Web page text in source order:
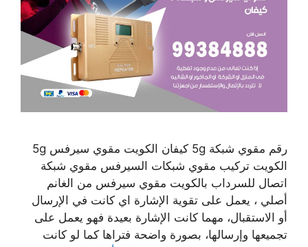
رقم مقوي شبكة 5g كيفان الكويت مقوي سيرفس 5g
الكويت تركيب مقوي شبكات السيرفس مقوي شبكة
اتصال للسرداب بالكويت مقوي سيرفس من الغانم
أصلي ، يعمل على تقوية الإشارة اي كانت في الإرسال
أو الاستقبال، مهما كانت الإشارة بعيدة فهو يعمل على
تجميعها وإرسالها، بصورة واضحة فتراها كما لو كانت